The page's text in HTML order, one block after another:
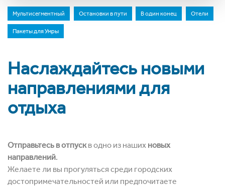
Мультисегментный Остановки в пути В один конец Отели
Пакеты для Умры
Наслаждайтесь новыми
направлениями для
отдыха
Отправьтесь в отпускв одно из наших новых
направлений.
Желаете ли вы прогуляться среди городских
достопримечательностей или предпочитаете